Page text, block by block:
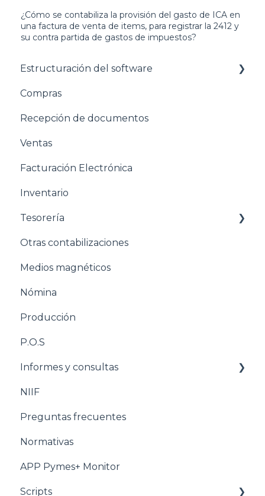
¿Cómo se contabiliza la provisión del gasto de ICA en
una factura de venta de items, para registrar la 2412 y
su contra partida de gastos de impuestos?
Estructuración del software
Pasos para configurar tu empresa
Estructuración General
Estructuración Contabilidad
Estructuración Compras
Estructuración Ventas
Estructuración Inventarios
Estructuración Tesorería
Pasos para configurar la Nómina
Estructuración Nómina
Pasos para configurar Producción
Estructuración Producción
Pasos para configurar POS
Estructuración POS
Estructuración Utilitarios
Compras
Recepción de documentos
Ventas
Facturación Electrónica
Inventario
Tesorería
Conciliacion bancaria
Otras contabilizaciones
Medios magnéticos
Nómina
Producción
P.O.S
Informes y consultas
Nomina
NIIF
Preguntas frecuentes
Normativas
APP Pymes+ Monitor
Scripts